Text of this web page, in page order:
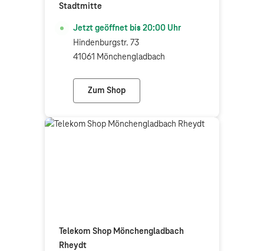
Stadtmitte
Jetzt geöffnet bis 20:00 Uhr
Hindenburgstr. 73
41061 Mönchengladbach
Zum Shop
Telekom Shop Mönchengladbach
Telekom Shop Mönchengladbach
Rheydt